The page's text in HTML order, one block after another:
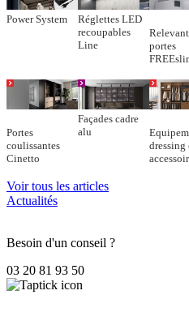
Power System
Réglettes LED
recoupables
Line
portes
Portes
coulissantes
Cinetto
Façades cadre
alu
dressing
Voir tous les articles
Actualités
Besoin d'un conseil ?
03 20 81 93 50